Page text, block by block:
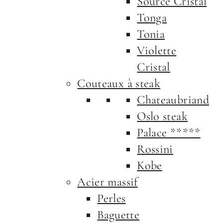
Tonga
Tonia
Violette
Cristal
Couteaux à steak
Chateaubriand
Oslo steak
Palace *****
Rossini
Kobe
Acier massif
Perles
Baguette